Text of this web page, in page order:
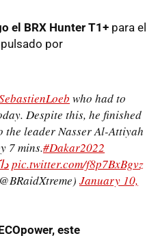
el BRX Hunter T1+ para el
por
who had to
Despite this, he finished
the leader Nasser Al-Attiyah
7 mins.#Dakar2022
pic.twitter.com/f8p7BxBgvz
January 10,
este